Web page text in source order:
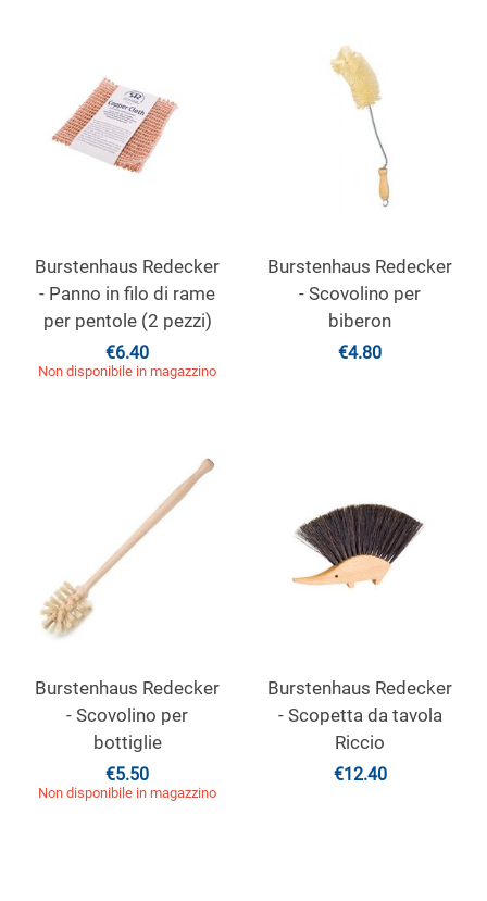
Burstenhaus Redecker
- Panno in filo di rame
per pentole (2 pezzi)
€6.40
Non disponibile in magazzino
Burstenhaus Redecker
- Scovolino per
biberon
€4.80
Burstenhaus Redecker
- Scovolino per
bottiglie
€5.50
Non disponibile in magazzino
Burstenhaus Redecker
- Scopetta da tavola
Riccio
€12.40